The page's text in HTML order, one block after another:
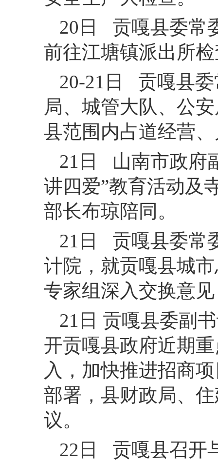
20日 贡嘎县委常
前往江塘镇派出所
20-21日 贡嘎县委
局、城管大队、公
县范围内占道经营
21日 山南市政府
讲四爱”教育活动及
部长布琼陪同。
21日 贡嘎县委常
计院，就贡嘎县城
专家组深入交换意
21日 贡嘎县委副
开贡嘎县政府近期
入，加快推进招商
部署，县财政局、
议。
22日 贡嘎县召开